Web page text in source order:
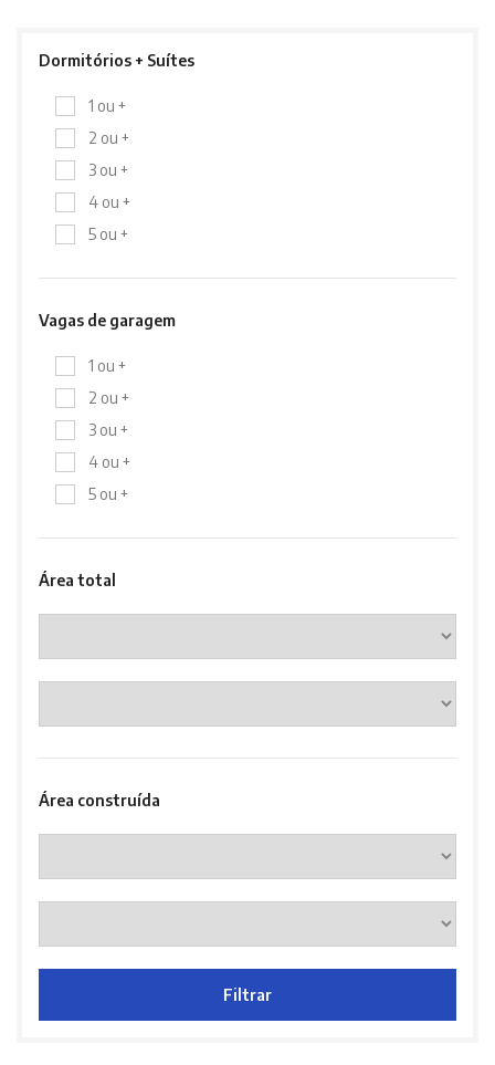
Dormitórios + Suítes
1 ou +
2 ou +
3 ou +
4 ou +
5 ou +
Vagas de garagem
1 ou +
2 ou +
3 ou +
4 ou +
5 ou +
Área total
Área construída
Filtrar